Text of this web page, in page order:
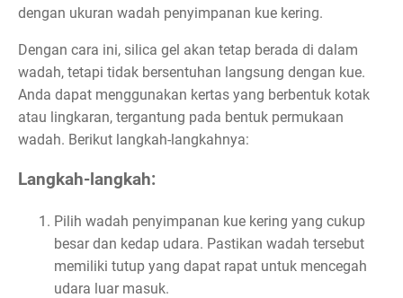
dengan ukuran wadah penyimpanan kue kering.
Dengan cara ini, silica gel akan tetap berada di dalam
wadah, tetapi tidak bersentuhan langsung dengan kue.
Anda dapat menggunakan kertas yang berbentuk kotak
atau lingkaran, tergantung pada bentuk permukaan
wadah. Berikut langkah-langkahnya:
Langkah-langkah:
Pilih wadah penyimpanan kue kering yang cukup
besar dan kedap udara. Pastikan wadah tersebut
memiliki tutup yang dapat rapat untuk mencegah
udara luar masuk.